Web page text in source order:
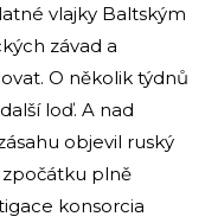
vlajky Baltským
závad a
O několik týdnů
loď. A nad
objevil ruský
zpočátku plně
konsorcia